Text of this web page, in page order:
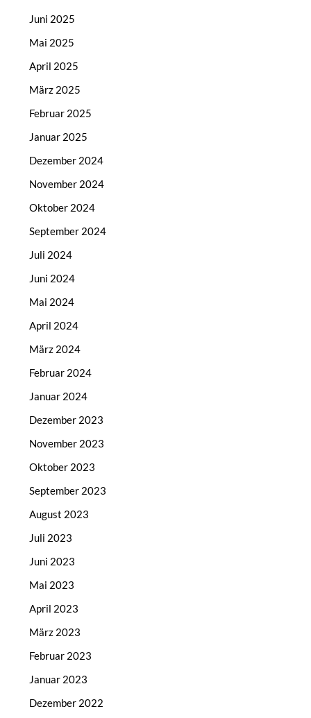
Juni 2025
Mai 2025
April 2025
März 2025
Februar 2025
Januar 2025
Dezember 2024
November 2024
Oktober 2024
September 2024
Juli 2024
Juni 2024
Mai 2024
April 2024
März 2024
Februar 2024
Januar 2024
Dezember 2023
November 2023
Oktober 2023
September 2023
August 2023
Juli 2023
Juni 2023
Mai 2023
April 2023
März 2023
Februar 2023
Januar 2023
Dezember 2022